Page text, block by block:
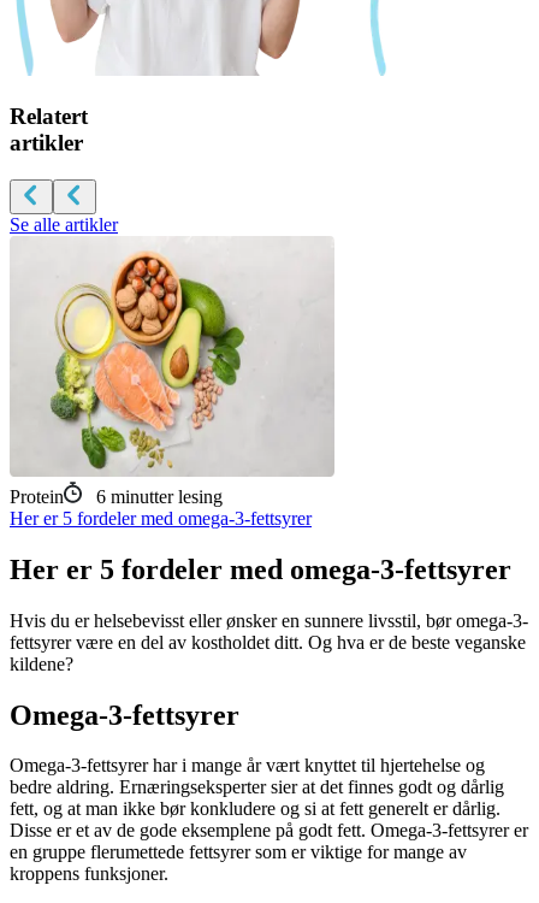
Relatert
artikler
Se alle artikler
Protein 6 minutter lesing
Her er 5 fordeler med omega-3-fettsyrer
Her er 5 fordeler med omega-3-fettsyrer
Hvis du er helsebevisst eller ønsker en sunnere livsstil, bør omega-3-
fettsyrer være en del av kostholdet ditt. Og hva er de beste veganske
kildene?
Omega-3-fettsyrer
Omega-3-fettsyrer har i mange år vært knyttet til hjertehelse og
bedre aldring. Ernæringseksperter sier at det finnes godt og dårlig
fett, og at man ikke bør konkludere og si at fett generelt er dårlig.
Disse er et av de gode eksemplene på godt fett. Omega-3-fettsyrer er
en gruppe flerumettede fettsyrer som er viktige for mange av
kroppens funksjoner.